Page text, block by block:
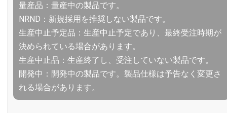
量産品：量産中の製品です。
NRND：新規採用を推奨しない製品です。
生産中止予定品：生産中止予定であり、最終受注時期が
決められている場合があります。
生産中止品：生産終了し、受注していない製品です。
開発中：開発中の製品です。製品仕様は予告なく変更さ
れる場合があります。